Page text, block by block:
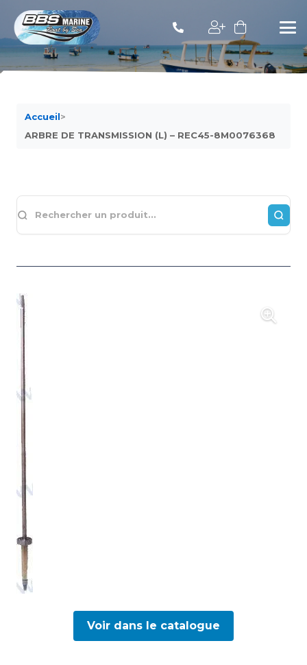
Accueil>
ARBRE DE TRANSMISSION (L) – REC45-8M0076368
Voir dans le catalogue